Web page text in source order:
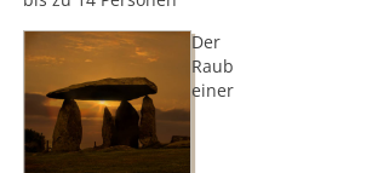
Der
Raub
einer